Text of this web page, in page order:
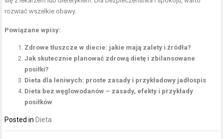
rozwiać wszelkie obawy.
Powiązane wpisy:
Zdrowe tłuszcze w diecie: jakie mają zalety i źródła?
Jak skutecznie planować zdrową dietę i zbilansowane
posiłki?
Dieta dla leniwych: proste zasady i przykładowy jadłospis
Dieta bez węglowodanów – zasady, efekty i przykłady
posiłków
Posted in Dieta